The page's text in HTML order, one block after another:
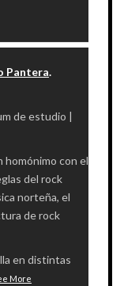
Pantera.
de estudio |
homónimo con el
del rock
norteña, el
de rock
en distintas
More